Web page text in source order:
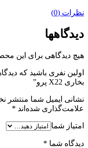
نظرات (0)
دیدگاهها
هیچ دیدگاهی برای این
اولین نفری باشید که
بخاری X22 پرو”
نشانی ایمیل شما منتشر
علامت‌گذاری شده‌اند *
امتیاز شما
دیدگاه شما *